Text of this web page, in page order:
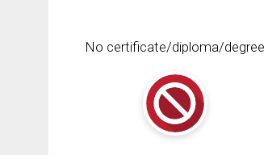
No certificate/diploma/degree